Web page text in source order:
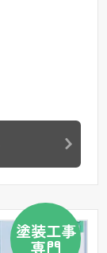
塗装工事
専門